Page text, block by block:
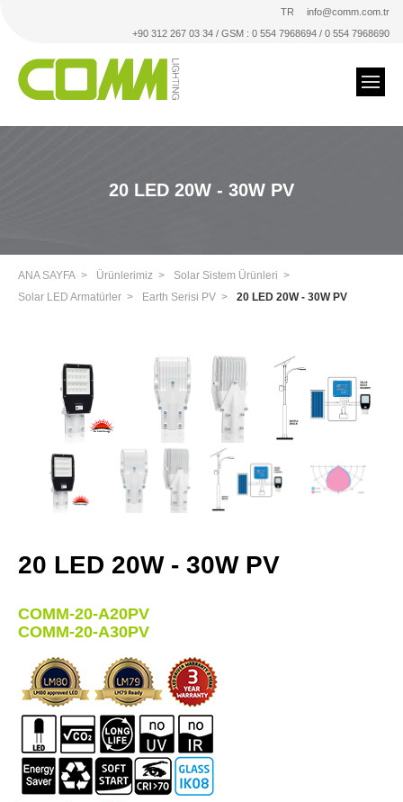
TR
info@comm.com.tr
+90 312 267 03 34 / GSM : 0 554 7968694 / 0 554 7968690
20 LED 20W - 30W PV
ANA SAYFA Ürünlerimiz
Solar Sistem Ürünleri
Solar LED Armatürler
Earth Serisi PV 20 LED 20W - 30W PV
20 LED 20W - 30W PV
COMM-20-A20PV
COMM-20-A30PV